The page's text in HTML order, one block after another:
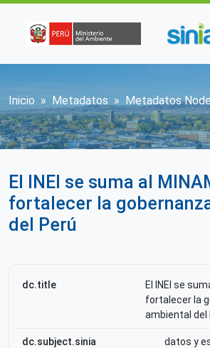
Sobrescribir enlaces de
Inicio Metadatos Metadatos
El INEI se suma al
fortalecer la
del Perú
dc.title
El INEI se
fortalecer la
ambiental del
dc.subject.sinia
datos y